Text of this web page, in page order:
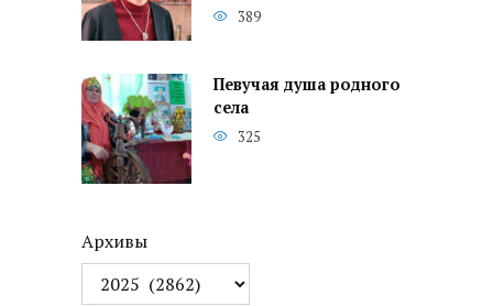
389
Певучая душа родного
села
325
Архивы